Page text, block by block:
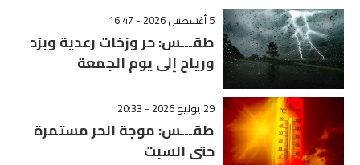
5 أغسطس 2026 - 16:47
طقـــس: حر وزخات رعدية وبرَد
ورياح إلى يوم الجمعة
29 يوليو 2026 - 20:33
طقـــس: موجة الحر مستمرة
حتى السبت